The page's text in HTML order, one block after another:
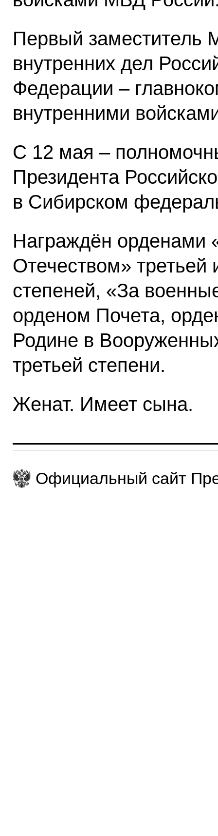
Первый заместитель
внутренних дел
Федерации –
внутренними
С 12 мая –
Президента
в Сибирском
Награждён орденами
Отечеством» третьей
степеней, «За
орденом Почета,
Родине в
третьей степени.
Женат. Имеет сына.
Официальный сайт